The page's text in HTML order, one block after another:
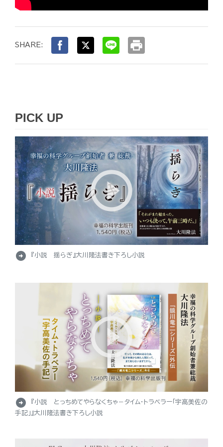
SHARE: print
PICK UP
arrow_circle_right 『小説 揺らぎ』大川隆法書き下ろし小説
arrow_circle_right
『小説 とっちめてやらなくちゃ－タイム・トラベラー「宇高美佐の
手記」』大川隆法書き下ろし小説